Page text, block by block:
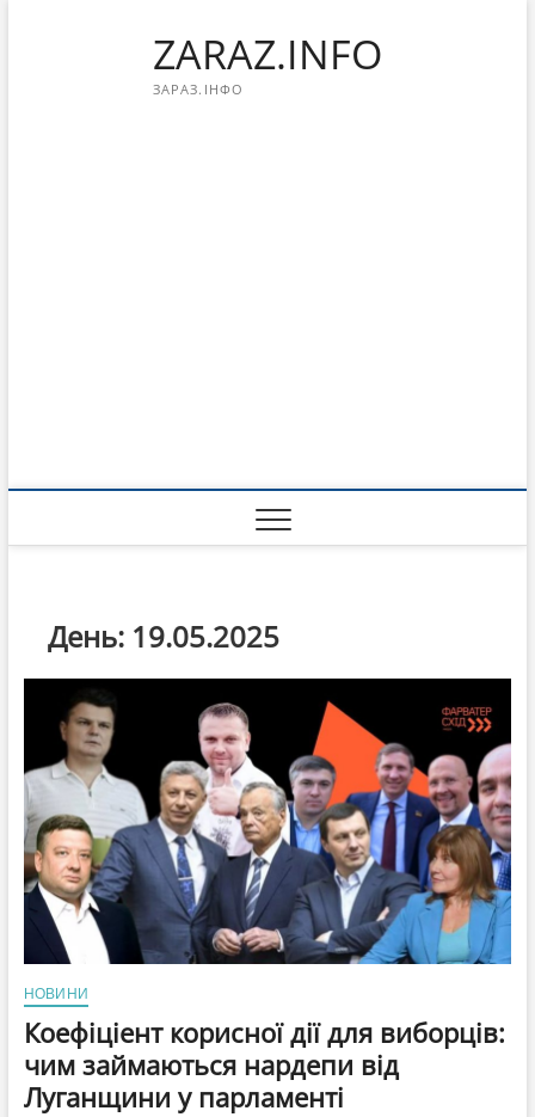
ZARAZ.INFO
ЗАРАЗ.ІНФО
День: 19.05.2025
НОВИНИ
Коефіціент корисної дії для виборців:
чим займаються нардепи від
Луганщини у парламенті